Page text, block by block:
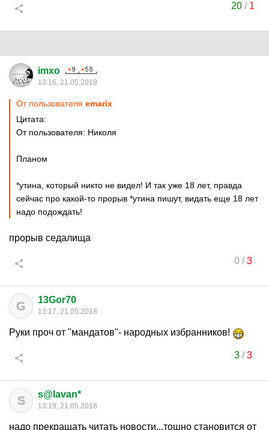
20 / 1
imxo
13:16, 21.05.2018
От пользователя emarix
Цитата:
От пользователя: Hиколя
Планом
*утина, который никто не видел! И так уже 18 лет, правда
сейчас про какой-то прорыв *утина пишут, видать еще 18 лет
надо подождать!
прорыв седалища
0/3
G 13Gor70
13:17, 21.05.2018
Руки проч от "мандатов"- народных избранников!
3/3
S s@lavan*
13:19, 21.05.2018
надо прекращать читать новости...тошно становится от